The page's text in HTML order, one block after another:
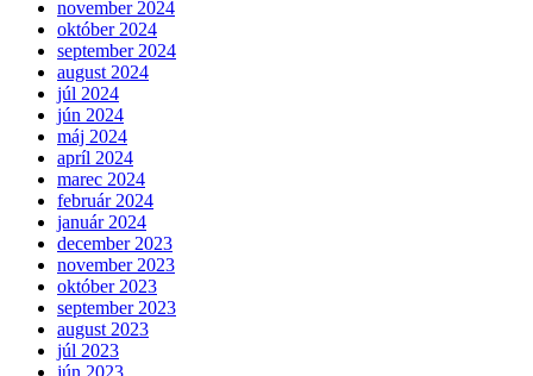
november 2024
október 2024
september 2024
august 2024
júl 2024
jún 2024
máj 2024
apríl 2024
marec 2024
február 2024
január 2024
december 2023
november 2023
október 2023
september 2023
august 2023
júl 2023
jún 2023